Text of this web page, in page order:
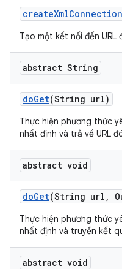
createXmlConnection
Tạo một kết nối đến URL
abstract String
doGet(String url)
Thực hiện phương thức
nhất định và trả về URL
abstract void
doGet(String url ,
Thực hiện phương thức
nhất định và truyền kết
abstract void